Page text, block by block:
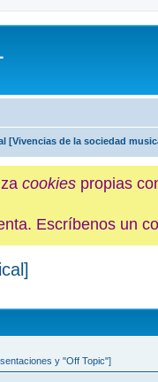
[Vivencias de la sociedad
cookies propias
Escríbenos un
y "Off Topic"]